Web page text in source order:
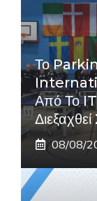
Το
Από Το
08/08/